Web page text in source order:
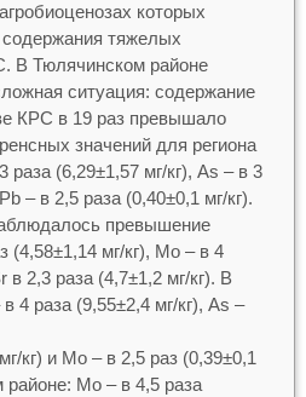
которых
тяжелых
В Тюлячинском районе
ситуация: содержание
КРС в 19 раз превышало
значений для региона
раза (6,29±1,57 мг/кг), As – в 3
– в 2,5 раза (0,40±0,1 мг/кг).
превышение
(4,58±1,14 мг/кг), Mo – в 4
в 2,3 раза (4,7±1,2 мг/кг). В
4 раза (9,55±2,4 мг/кг), As –
кг) и Mo – в 2,5 раз (0,39±0,1
Mo – в 4,5 раза